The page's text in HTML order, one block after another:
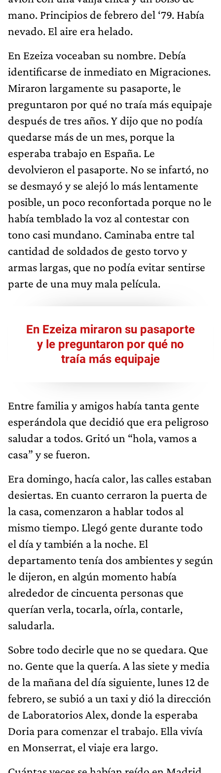
mano. Principios de febrero del ‘79. Había
nevado. El aire era helado.
En Ezeiza voceaban su nombre. Debía
identificarse de inmediato en Migraciones.
Miraron largamente su pasaporte, le
preguntaron por qué no traía más equipaje
después de tres años. Y dijo que no podía
quedarse más de un mes, porque la
esperaba trabajo en España. Le
devolvieron el pasaporte. No se infartó, no
se desmayó y se alejó lo más lentamente
posible, un poco reconfortada porque no le
había temblado la voz al contestar con
tono casi mundano. Caminaba entre tal
cantidad de soldados de gesto torvo y
armas largas, que no podía evitar sentirse
parte de una muy mala película.
En Ezeiza miraron su pasaporte
y le preguntaron por qué no
traía más equipaje
Entre familia y amigos había tanta gente
esperándola que decidió que era peligroso
saludar a todos. Gritó un “hola, vamos a
casa” y se fueron.
Era domingo, hacía calor, las calles estaban
desiertas. En cuanto cerraron la puerta de
la casa, comenzaron a hablar todos al
mismo tiempo. Llegó gente durante todo
el día y también a la noche. El
departamento tenía dos ambientes y según
le dijeron, en algún momento había
alrededor de cincuenta personas que
querían verla, tocarla, oírla, contarle,
saludarla.
Sobre todo decirle que no se quedara. Que
no. Gente que la quería. A las siete y media
de la mañana del día siguiente, lunes 12 de
febrero, se subió a un taxi y dió la dirección
de Laboratorios Alex, donde la esperaba
Doria para comenzar el trabajo. Ella vivía
en Monserrat, el viaje era largo.